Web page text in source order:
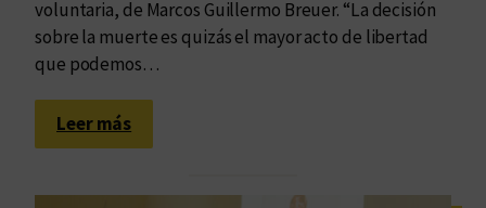
voluntaria, de Marcos Guillermo Breuer. “La decisión
sobre la muerte es quizás el mayor acto de libertad
que podemos…
Leer más:
A